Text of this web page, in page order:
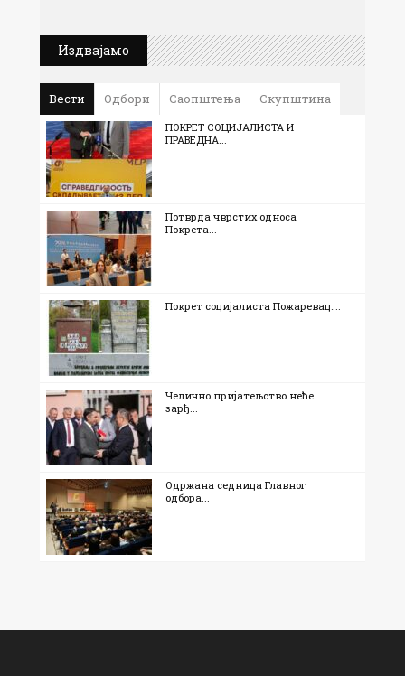
Издвајамо
Вести Одбори Саопштења Скупштина
ПОКРЕТ СОЦИЈАЛИСТА И
ПРАВЕДНА...
Потврда чврстих односа
Покрета...
Покрет социјалиста Пожаревац:...
Челично пријатељство неће
зарђ...
Одржана седница Главног
одбора...